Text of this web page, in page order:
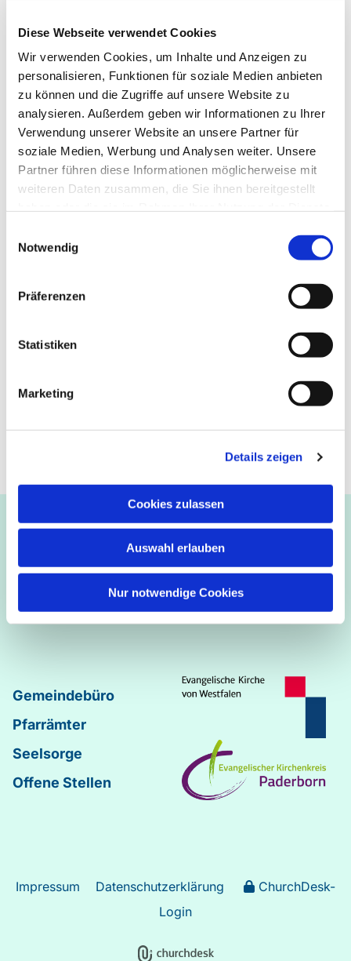
Diese Webseite verwendet Cookies
Wir verwenden Cookies, um Inhalte und Anzeigen zu
personalisieren, Funktionen für soziale Medien anbieten
zu können und die Zugriffe auf unsere Website zu
analysieren. Außerdem geben wir Informationen zu Ihrer
Verwendung unserer Website an unsere Partner für
soziale Medien, Werbung und Analysen weiter. Unsere
Partner führen diese Informationen möglicherweise mit
weiteren Daten zusammen, die Sie ihnen bereitgestellt
Notwendig
Präferenzen
Statistiken
Marketing
Details zeigen
Cookies zulassen
Auswahl erlauben
Nur notwendige Cookies
Sonntag, 12. Juli 2026, 10:00 Uhr
Johannes-Kirche, Dietrich-
Bonhoeffer-Straße 1, 33102
Paderborn
Ev.-luth. Kirchengemeinde Paderborn
Bastfelder Weg 30 - 33098 Paderborn
Martin-Luther–Markus–Matthäus
Johannes–Lukas
Gemeindebüro
Pfarrämter
Seelsorge
Offene Stellen
Impressum Datenschutzerklärung
ChurchDesk-
Login